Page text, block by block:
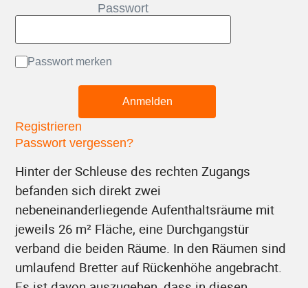
Passwort
Passwort merken
Registrieren
Passwort vergessen?
Hinter der Schleuse des rechten Zugangs
befanden sich direkt zwei
nebeneinanderliegende Aufenthaltsräume mit
jeweils 26 m² Fläche, eine Durchgangstür
verband die beiden Räume. In den Räumen sind
umlaufend Bretter auf Rückenhöhe angebracht.